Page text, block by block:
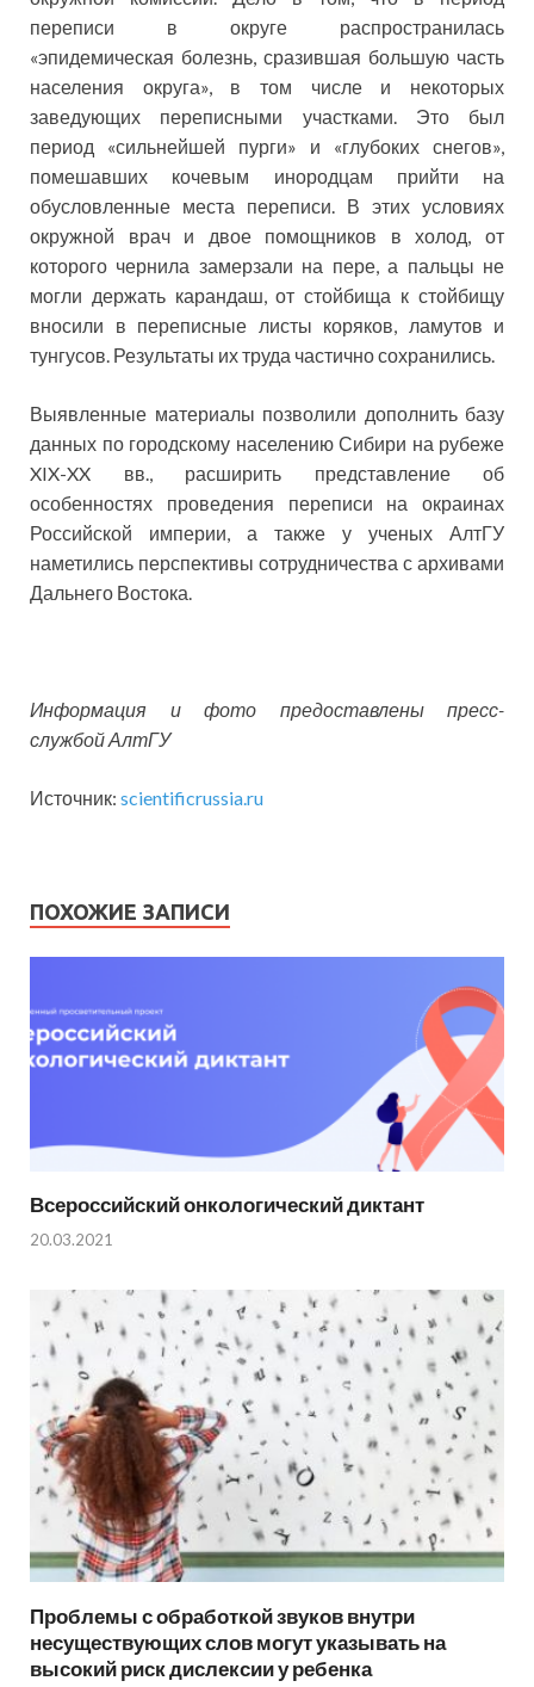
переписи в округе распространилась
«эпидемическая болезнь, сразившая большую часть
населения округа», в том числе и некоторых
заведующих переписными участками. Это был
период «сильнейшей пурги» и «глубоких снегов»,
помешавших кочевым инородцам прийти на
обусловленные места переписи. В этих условиях
окружной врач и двое помощников в холод, от
которого чернила замерзали на пере, а пальцы не
могли держать карандаш, от стойбища к стойбищу
вносили в переписные листы коряков, ламутов и
тунгусов. Результаты их труда частично сохранились.
Выявленные материалы позволили дополнить базу
данных по городскому населению Сибири на рубеже
XIX-XX вв., расширить представление об
особенностях проведения переписи на окраинах
Российской империи, а также у ученых АлтГУ
наметились перспективы сотрудничества с архивами
Дальнего Востока.
Информация и фото предоставлены пресс-
службой АлтГУ
Источник: scientificrussia.ru
ПОХОЖИЕ ЗАПИСИ
Всероссийский онкологический диктант
20.03.2021
Проблемы с обработкой звуков внутри
несуществующих слов могут указывать на
высокий риск дислексии у ребенка